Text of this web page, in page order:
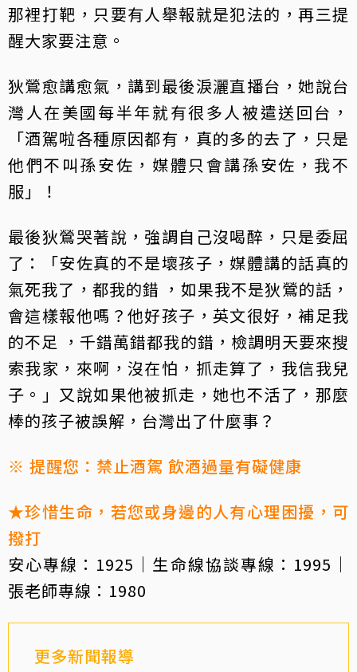
那裡打靶，只要有人舉報就是犯法的，再三提
醒大家要注意。
狄鶯愈講愈氣，講到最後淚灑直播台，她說台
灣人在美國每半年就有很多人被遣送回台，
「酒駕啦各種原因都有，真的多的去了，只是
他們不叫孫安佐，媒體只會講孫安佐，我不
服」！
最後狄鶯哭著說，強調自己沒喝醉，只是委屈
了：「安佐真的不是壞孩子，媒體講的話真的
氣死我了，都我的錯 ，如果我不是狄鶯的話，
會這樣報他嗎？他好孩子，英文很好，補足我
的不足 ，千錯萬錯都我的錯，檢調明天要來搜
索我家，來啊，沒在怕，抓走算了，我信我兒
子。」又說如果他被抓走，她也不活了，那麼
棒的孩子被誤解，台灣出了什麼事？
※ 提醒您：禁止酒駕 飲酒過量有礙健康
★珍惜生命，若您或身邊的人有心理困擾，可
撥打
安心專線：1925｜生命線協談專線：1995｜
張老師專線：1980
更多新聞報導